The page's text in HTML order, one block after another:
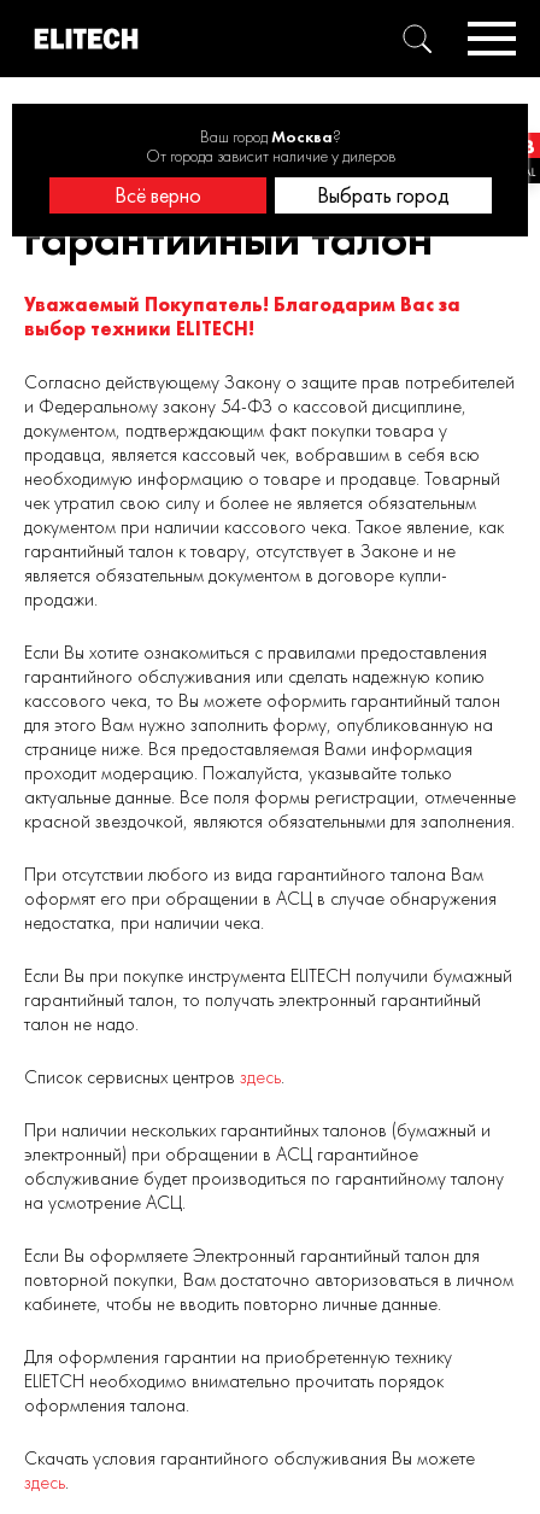
Ваш городМосква?
От города зависит наличие у дилеров
Всё верно Выбрать город
Электронный
гарантийный талон
Уважаемый Покупатель! Благодарим Вас за
выбор техники ELITECH!
Согласно действующему Закону о защите прав потребителей
и Федеральному закону 54-ФЗ о кассовой дисциплине,
документом, подтверждающим факт покупки товара у
продавца, является кассовый чек, вобравшим в себя всю
необходимую информацию о товаре и продавце. Товарный
чек утратил свою силу и более не является обязательным
документом при наличии кассового чека. Такое явление, как
гарантийный талон к товару, отсутствует в Законе и не
является обязательным документом в договоре купли-
продажи.
Если Вы хотите ознакомиться с правилами предоставления
гарантийного обслуживания или сделать надежную копию
кассового чека, то Вы можете оформить гарантийный талон
для этого Вам нужно заполнить форму, опубликованную на
странице ниже. Вся предоставляемая Вами информация
проходит модерацию. Пожалуйста, указывайте только
актуальные данные. Все поля формы регистрации, отмеченные
красной звездочкой, являются обязательными для заполнения.
При отсутствии любого из вида гарантийного талона Вам
оформят его при обращении в АСЦ в случае обнаружения
недостатка, при наличии чека.
Если Вы при покупке инструмента ELITECH получили бумажный
гарантийный талон, то получать электронный гарантийный
талон не надо.
Список сервисных центров здесь.
При наличии нескольких гарантийных талонов (бумажный и
электронный) при обращении в АСЦ гарантийное
обслуживание будет производиться по гарантийному талону
на усмотрение АСЦ.
Если Вы оформляете Электронный гарантийный талон для
повторной покупки, Вам достаточно авторизоваться в личном
кабинете, чтобы не вводить повторно личные данные.
Для оформления гарантии на приобретенную технику
ELIETCH необходимо внимательно прочитать порядок
оформления талона.
Скачать условия гарантийного обслуживания Вы можете
здесь.